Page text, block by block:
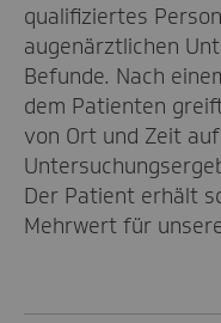
qualifiziertes
augenärztlichen
Befunde. Nach
dem Patienten
von Ort und Zeit
Der Patient erhält
Mehrwert für